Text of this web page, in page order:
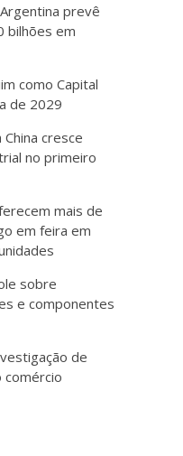
prevê
bilhões em
como Capital
de 2029
cresce
no primeiro
mais de
em feira em
sobre
e componentes
de
comércio